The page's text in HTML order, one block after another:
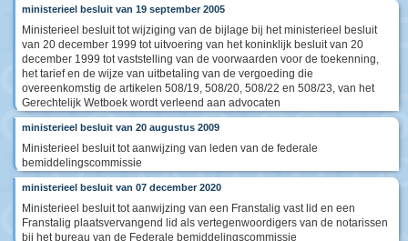
ministerieel besluit van 19 september 2005
Ministerieel besluit tot wijziging van de bijlage bij het ministerieel besluit
van 20 december 1999 tot uitvoering van het koninklijk besluit van 20
december 1999 tot vaststelling van de voorwaarden voor de toekenning,
het tarief en de wijze van uitbetaling van de vergoeding die
overeenkomstig de artikelen 508/19, 508/20, 508/22 en 508/23, van het
Gerechtelijk Wetboek wordt verleend aan advocaten
ministerieel besluit van 20 augustus 2009
Ministerieel besluit tot aanwijzing van leden van de federale
bemiddelingscommissie
ministerieel besluit van 07 december 2020
Ministerieel besluit tot aanwijzing van een Franstalig vast lid en een
Franstalig plaatsvervangend lid als vertegenwoordigers van de notarissen
bij het bureau van de Federale bemiddelingscommissie